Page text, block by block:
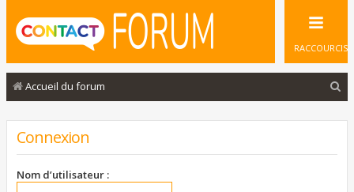
RACCOURCIS
Accueil du forum
Connexion
Nom d’utilisateur :